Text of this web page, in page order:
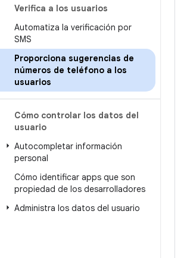
Verifica a los usuarios
Automatiza la verificación por
SMS
Proporciona sugerencias de
números de teléfono a los
usuarios
Cómo controlar los datos del
usuario
Autocompletar información
personal
Cómo identificar apps que son
propiedad de los desarrolladores
Administra los datos del usuario